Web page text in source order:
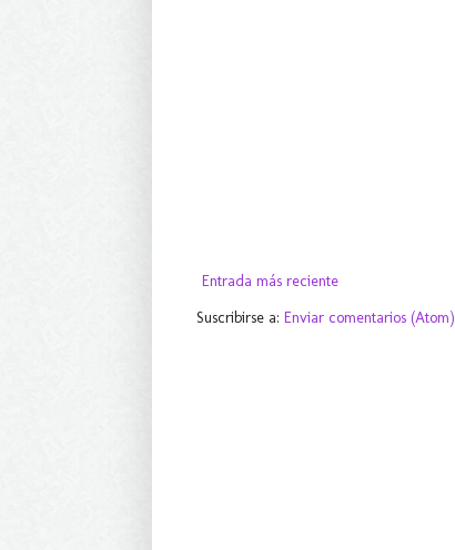
Entrada más reciente
Suscribirse a: Enviar comentarios (Atom)